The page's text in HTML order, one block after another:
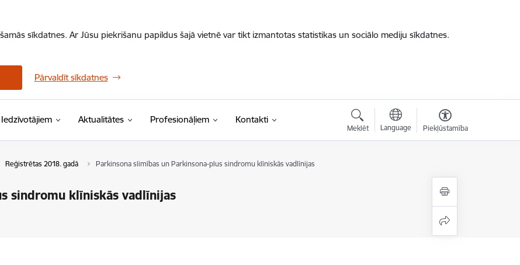
sīkdatnes. Ar Jūsu piekrišanu papildus šajā vietnē var tikt izmantotas statistikas un sociālo mediju sīkdatnes.
Pārvaldīt sīkdatnes
Iedzīvotājiem Aktualitātes Profesionāļiem Kontakti
Meklēt Language Piekļūstamība
Reģistrētas 2018. gadā Parkinsona slimības un Parkinsona-plus sindromu klīniskās vadlīnijas
sindromu klīniskās vadlīnijas